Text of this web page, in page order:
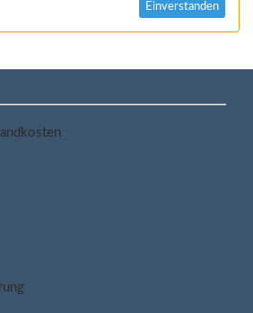
Einverstanden